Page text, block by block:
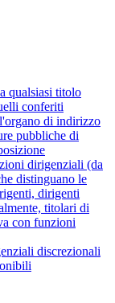
qualsiasi titolo
conferiti
di indirizzo
pubbliche di
dirigenziali (da
distinguano le
dirigenti
titolari di
con funzioni
discrezionali